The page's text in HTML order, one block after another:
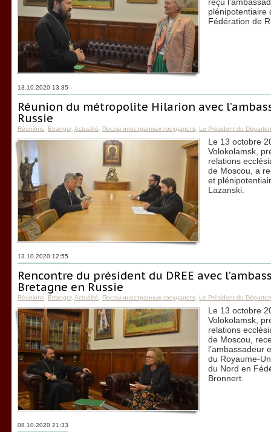
plénipotentiaire
Fédération de
13.10.2020 13:35
Réunion du métropolite Hilarion avec
Russie
Réunions Étranger, Actualité Послы иностранных государств Le Président du
Le 13 octobre
Volokolamsk,
relations
de Moscou, a
et
Lazanski.
13.10.2020 12:55
Rencontre du président du DREE avec
Bretagne en Russie
Réunions Étranger, Actualité Послы иностранных государств Le Président du
Le 13 octobre
Volokolamsk,
relations
de Moscou,
l’ambassadeur
du Royaume-
du Nord en
Bronnert.
08.10.2020 21:33